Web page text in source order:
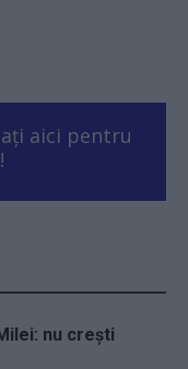
aici pentru
nu crești